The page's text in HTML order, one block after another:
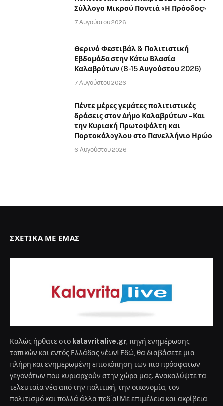
Σύλλογο Μικρού Ποντιά «Η Πρόοδος»
7 Αυγούστου 2026
Θερινό Φεστιβάλ & Πολιτιστική
Εβδομάδα στην Κάτω Βλασία
Καλαβρύτων (8-15 Αυγούστου 2026)
7 Αυγούστου 2026
Πέντε μέρες γεμάτες πολιτιστικές
δράσεις στον Δήμο Καλαβρύτων – Και
την Κυριακή Πρωτοψάλτη και
Πορτοκάλογλου στο Πανελλήνιο Ηρώο
6 Αυγούστου 2026
ΣΧΕΤΙΚΆ ΜΕ ΕΜΆΣ
Καλώς ήρθατε στο kalavritalive.gr , πηγή ενημέρωσης
τοπικών και εντός Ελλάδας νέων! Εδώ, θα διαβάσετε μια
πλήρη και ενημερωμένη επισκόπηση των πιο πρόσφατων
γεγονότων που κυριαρχούν στην χώρα μας. Ανακαλύψτε τα
τελευταία νέα από την πολιτική, την οικονομία, τον
πολιτισμό και πολλά άλλα πεδία! Με επιμέλεια και ακρίβεια,